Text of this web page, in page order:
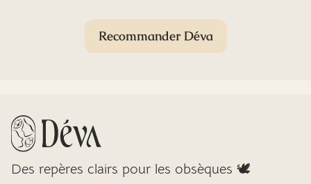
Recommander Déva
Des repères clairs pour les obsèques 🕊️